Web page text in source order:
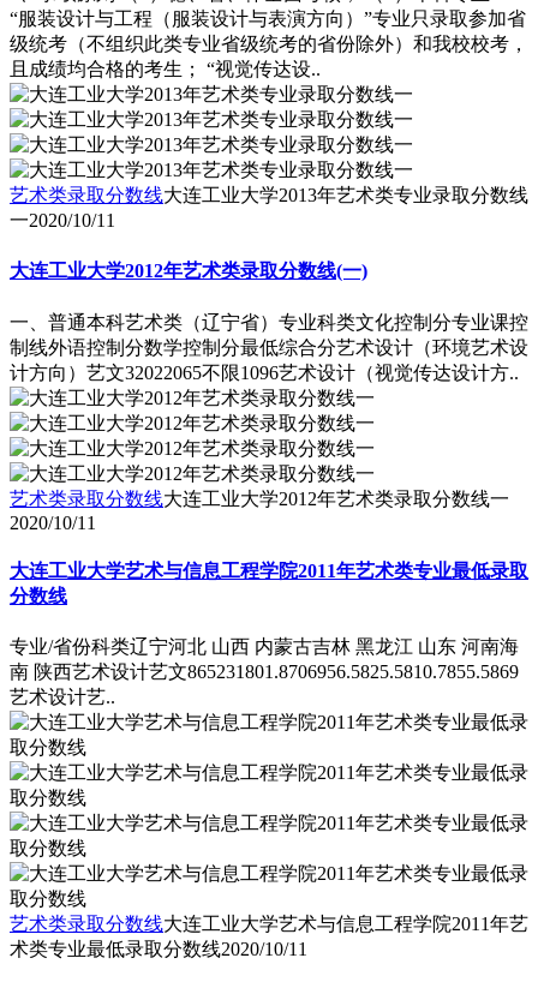
“服装设计与工程（服装设计与表演方向）”专业只录取参加省
级统考（不组织此类专业省级统考的省份除外）和我校校考，
且成绩均合格的考生； “视觉传达设..
艺术类录取分数线大连工业大学2013年艺术类专业录取分数线
一2020/10/11
大连工业大学2012年艺术类录取分数线(一)
一、普通本科艺术类（辽宁省）专业科类文化控制分专业课控
制线外语控制分数学控制分最低综合分艺术设计（环境艺术设
计方向）艺文32022065不限1096艺术设计（视觉传达设计方..
艺术类录取分数线大连工业大学2012年艺术类录取分数线一
2020/10/11
大连工业大学艺术与信息工程学院2011年艺术类专业最低录取
分数线
专业/省份科类辽宁河北 山西 内蒙古吉林 黑龙江 山东 河南海
南 陕西艺术设计艺文865231801.8706956.5825.5810.7855.5869
艺术设计艺..
艺术类录取分数线大连工业大学艺术与信息工程学院2011年艺
术类专业最低录取分数线2020/10/11